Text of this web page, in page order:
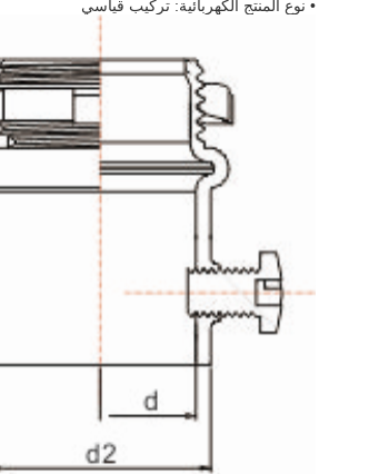
• نوع المنتج الكهربائية: تركيب قياسي